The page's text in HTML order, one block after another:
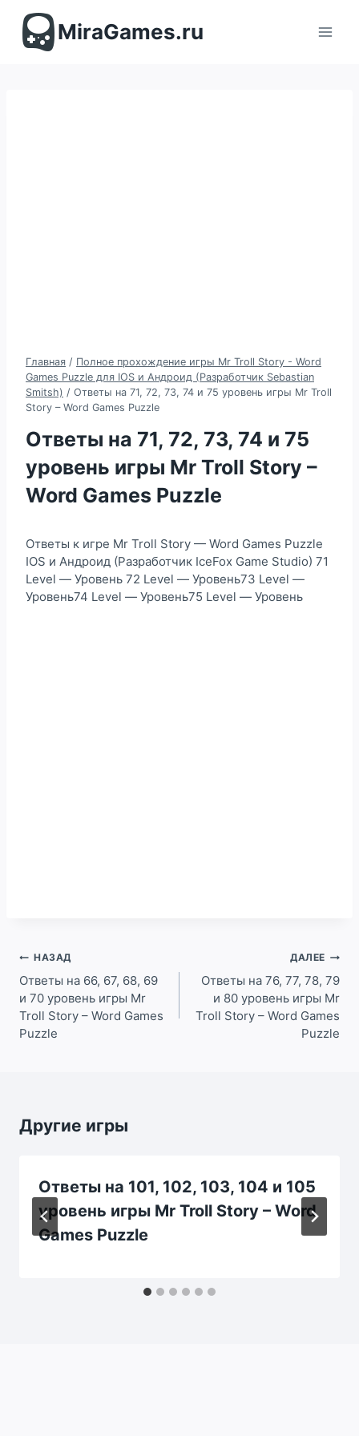
содержимомуMiraGames.ru
Главная / Полное прохождение игры Mr Troll Story - Word
Games Puzzle для IOS и Андроид (Разработчик Sebastian
Smitsh) / Ответы на 71, 72, 73, 74 и 75 уровень игры Mr Troll
Story – Word Games Puzzle
Ответы на 71, 72, 73, 74 и 75
уровень игры Mr Troll Story –
Word Games Puzzle
Ответы к игре Mr Troll Story — Word Games Puzzle
IOS и Андроид (Разработчик IceFox Game Studio) 71
Level — Уровень 72 Level — Уровень73 Level —
Уровень74 Level — Уровень75 Level — Уровень
Навигация
по
записям
НАЗАД
Ответы на 66, 67, 68, 69
и 70 уровень игры Mr
Troll Story – Word Games
Puzzle
ДАЛЕЕ
Ответы на 76, 77, 78, 79
и 80 уровень игры Mr
Troll Story – Word Games
Puzzle
Другие игры
Ответы на 101, 102, 103, 104 и 105
уровень игры Mr Troll Story – Word
Games Puzzle